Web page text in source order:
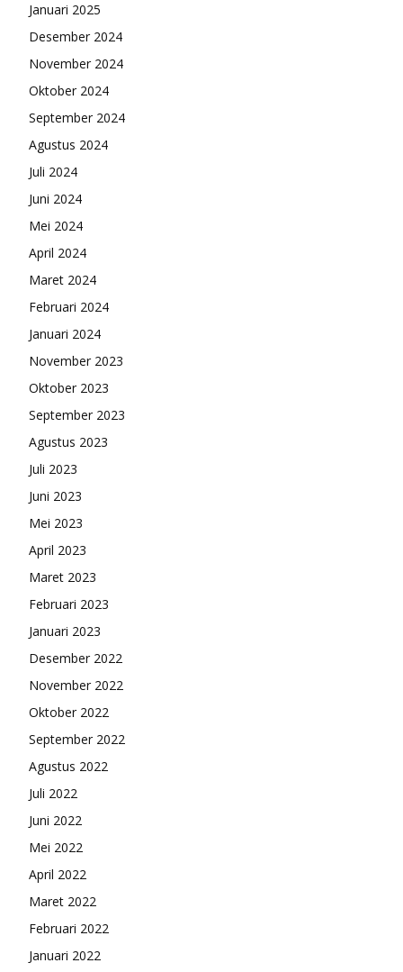
Januari 2025
Desember 2024
November 2024
Oktober 2024
September 2024
Agustus 2024
Juli 2024
Juni 2024
Mei 2024
April 2024
Maret 2024
Februari 2024
Januari 2024
November 2023
Oktober 2023
September 2023
Agustus 2023
Juli 2023
Juni 2023
Mei 2023
April 2023
Maret 2023
Februari 2023
Januari 2023
Desember 2022
November 2022
Oktober 2022
September 2022
Agustus 2022
Juli 2022
Juni 2022
Mei 2022
April 2022
Maret 2022
Februari 2022
Januari 2022